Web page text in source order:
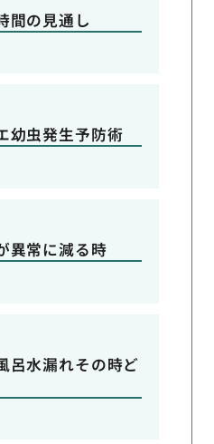
間の見通し
幼虫発生予防術
異常に減る時
呂水漏れその時ど